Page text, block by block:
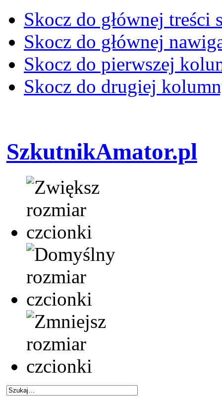
Skocz do głównej treści
Skocz do głównej
Skocz do pierwszej
Skocz do drugiej
SzkutnikAmator.pl